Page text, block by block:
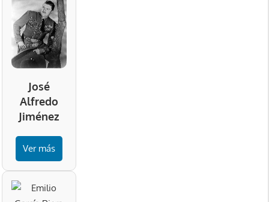
José
Alfredo
Jiménez
Ver más